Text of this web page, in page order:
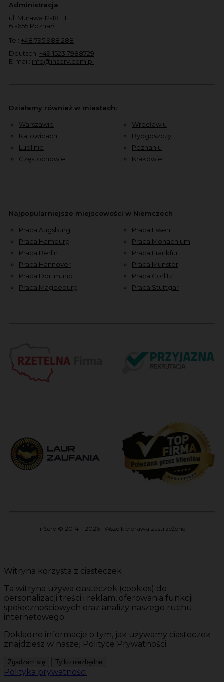
Administracja
ul. Murawa 12-18 E1
61-655 Poznań
Tel: +48 795 988 288
Deutsch: +49 1523 7988729
E-mail: info@inserv.com.pl
Działamy również w miastach:
Warszawie
Katowicach
Lublinie
Częstochowie
Wrocławiu
Bydgoszczy
Poznaniu
Krakowie
Najpopularniejsze miejscowości w Niemczech
Praca Augsburg
Praca Hamburg
Praca Berlin
Praca Hannover
Praca Dortmund
Praca Magdeburg
Praca Essen
Praca Monachium
Praca Frankfurt
Praca Munster
Praca Görlitz
Praca Stuttgar
InServ © 2014 – 2026 | Wszelkie prawa zastrzeżone
Witryna korzysta z ciasteczek
Ta witryna używa ciasteczek (cookies) do
personalizacji treści i reklam, oferowania funkcji
społecznościowych oraz analizy naszego ruchu
internetowego.
Dokładne informacje o tym, jak używamy ciasteczek
znajdziesz w naszej Polityce Prywatności.
Zgadzam się Tylko niezbędne
Polityka prywatności